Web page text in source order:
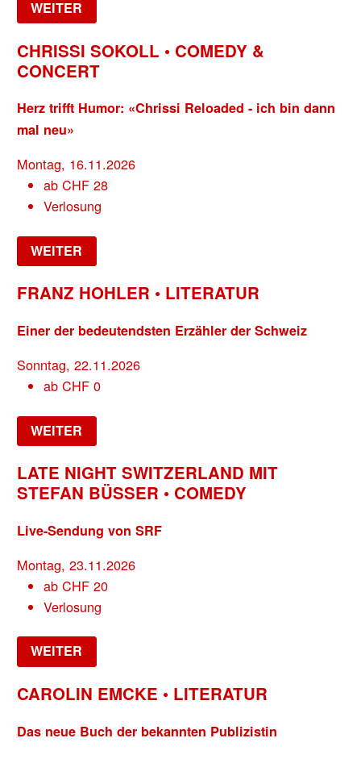
WEITER
CHRISSI SOKOLL • COMEDY &
CONCERT
Herz trifft Humor: «Chrissi Reloaded - ich bin dann
mal neu»
Montag, 16.11.2026
ab CHF28
Verlosung
WEITER
FRANZ HOHLER • LITERATUR
Einer der bedeutendsten Erzähler der Schweiz
Sonntag, 22.11.2026
ab CHF0
WEITER
LATE NIGHT SWITZERLAND MIT
STEFAN BÜSSER • COMEDY
Live-Sendung von SRF
Montag, 23.11.2026
ab CHF20
Verlosung
WEITER
CAROLIN EMCKE • LITERATUR
Das neue Buch der bekannten Publizistin